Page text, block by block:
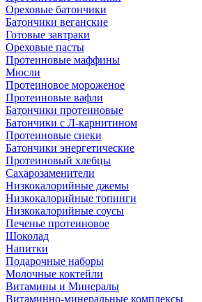
Ореховые батончики
Батончики веганские
Готовые завтраки
Ореховые пасты
Протеиновые маффины
Мюсли
Протеиновое мороженое
Протеиновые вафли
Батончики протеиновые
Батончики с Л-карнитином
Протеиновые снеки
Батончики энергетические
Протеиновый хлебцы
Сахарозаменители
Низкокалорийные джемы
Низкокалорийные топинги
Низкокалорийные соусы
Печенье протеиновое
Шоколад
Напитки
Подарочные наборы
Молочные коктейли
Витамины и Минералы
Витаминно-минеральные комплексы